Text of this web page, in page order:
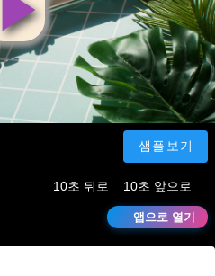
영
상
재
생
샘플보기
10초 뒤로 10초 앞으로
앱으로 열기